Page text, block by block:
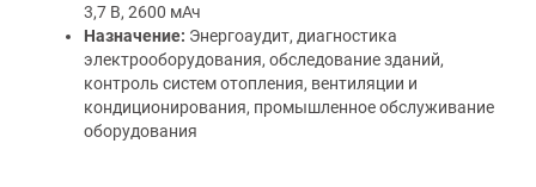
3,7 В, 2600 мАч
Назначение: Энергоаудит, диагностика
электрооборудования, обследование зданий,
контроль систем отопления, вентиляции и
кондиционирования, промышленное обслуживание
оборудования